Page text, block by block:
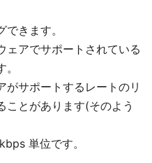
きます。
ェアでサポートされている
がサポートするレートのリ
ことがあります(そのよう
単位です。